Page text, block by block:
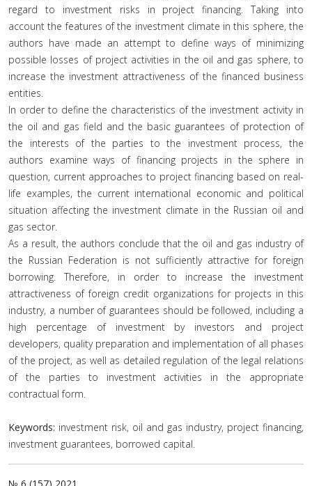
regard to investment risks in project financing. Taking into
account the features of the investment climate in this sphere, the
authors have made an attempt to define ways of minimizing
possible losses of project activities in the oil and gas sphere, to
increase the investment attractiveness of the financed business
entities.
In order to define the characteristics of the investment activity in
the oil and gas field and the basic guarantees of protection of
the interests of the parties to the investment process, the
authors examine ways of financing projects in the sphere in
question, current approaches to project financing based on real-
life examples, the current international economic and political
situation affecting the investment climate in the Russian oil and
gas sector.
As a result, the authors conclude that the oil and gas industry of
the Russian Federation is not sufficiently attractive for foreign
borrowing. Therefore, in order to increase the investment
attractiveness of foreign credit organizations for projects in this
industry, a number of guarantees should be followed, including a
high percentage of investment by investors and project
developers, quality preparation and implementation of all phases
of the project, as well as detailed regulation of the legal relations
of the parties to investment activities in the appropriate
contractual form.
Keywords: investment risk, oil and gas industry, project financing,
investment guarantees, borrowed capital.